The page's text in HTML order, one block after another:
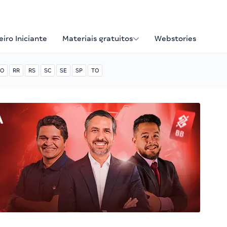
Iniciante Materiais gratuitos Webstories
RR RS SC SE SP TO